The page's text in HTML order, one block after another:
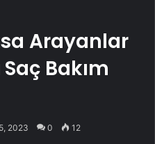
Arayanlar
Bakım
2023 0 12